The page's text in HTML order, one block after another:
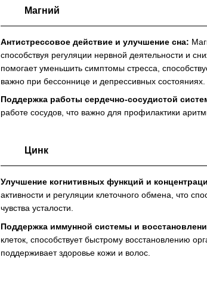
Магний
Антистрессовое действие и улучшение сна:
способствуя регуляции нервной деятельности и
помогает уменьшить симптомы стресса,
важно при бессоннице и депрессивных состояниях.
Поддержка работы сердечно-сосудистой
работе сосудов, что важно для профилактики
Цинк
Улучшение когнитивных функций и
активности и регуляции клеточного обмена, что
чувства усталости.
Поддержка иммунной системы и
клеток, способствует быстрому восстановлению
поддерживает здоровье кожи и волос.